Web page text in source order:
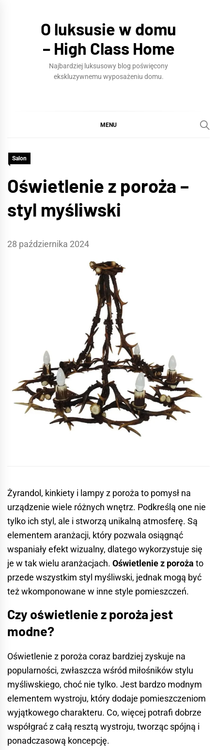
O luksusie w domu
– High Class Home
Najbardziej luksusowy blog poświęcony
ekskluzywnemu wyposażeniu domu.
MENU
Salon
Oświetlenie z poroża –
styl myśliwski
28 października 2024
Żyrandol, kinkiety i lampy z poroża to pomysł na
urządzenie wiele różnych wnętrz. Podkreślą one nie
tylko ich styl, ale i stworzą unikalną atmosferę. Są
elementem aranżacji, który pozwala osiągnąć
wspaniały efekt wizualny, dlatego wykorzystuje się
je w tak wielu aranżacjach. Oświetlenie z poroża to
przede wszystkim styl myśliwski, jednak mogą być
też wkomponowane w inne style pomieszczeń.
Czy oświetlenie z poroża jest
modne?
Oświetlenie z poroża coraz bardziej zyskuje na
popularności, zwłaszcza wśród miłośników stylu
myśliwskiego, choć nie tylko. Jest bardzo modnym
elementem wystroju, który dodaje pomieszczeniom
wyjątkowego charakteru. Co, więcej potrafi dobrze
współgrać z całą resztą wystroju, tworząc spójną i
ponadczasową koncepcję.